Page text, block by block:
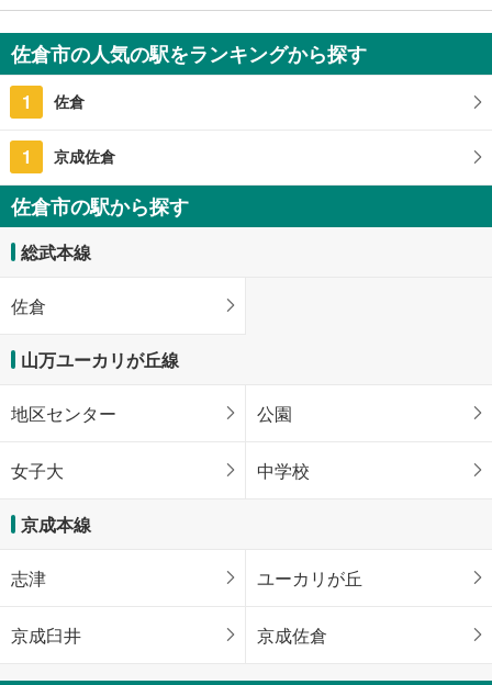
1,980万円
1120.66m2（登記）
千葉県佐倉市山崎
佐倉市の人気の駅をランキングから探す
1 佐倉
1 京成佐倉
佐倉市の駅から探す
総武本線
佐倉
山万ユーカリが丘線
地区センター 公園
女子大 中学校
京成本線
志津 ユーカリが丘
京成臼井 京成佐倉